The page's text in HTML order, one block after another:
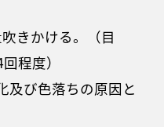
きかける。（目
程度）
び色落ちの原因と